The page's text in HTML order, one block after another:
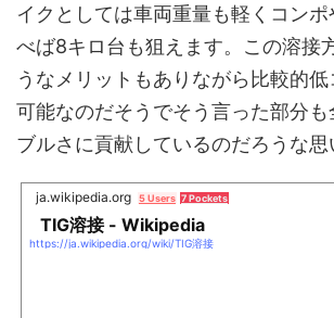
イクとしては車両重量も軽くコン
べば8キロ台も狙えます。この溶接
うなメリットもありながら比較的
可能なのだそうでそう言った部分
ブルさに貢献しているのだろうな思
ja.wikipedia.org 5 Users 7 Pockets
TIG溶接 - Wikipedia
https://ja.wikipedia.org/wiki/TIG溶接